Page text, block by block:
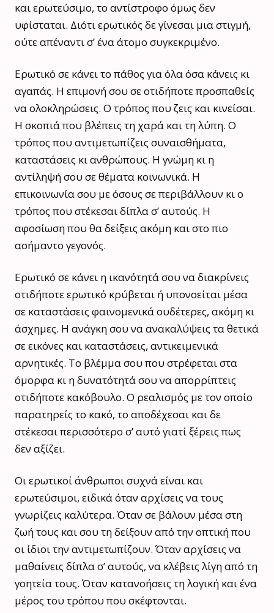
και ερωτεύσιμο, το αντίστροφο όμως δεν
υφίσταται. Διότι ερωτικός δε γίνεσαι μια στιγμή,
ούτε απέναντι σ’ ένα άτομο συγκεκριμένο.
Ερωτικό σε κάνει το πάθος για όλα όσα κάνεις κι
αγαπάς. Η επιμονή σου σε οτιδήποτε προσπαθείς
να ολοκληρώσεις. Ο τρόπος που ζεις και κινείσαι.
Η σκοπιά που βλέπεις τη χαρά και τη λύπη. Ο
τρόπος που αντιμετωπίζεις συναισθήματα,
καταστάσεις κι ανθρώπους. Η γνώμη κι η
αντίληψή σου σε θέματα κοινωνικά. Η
επικοινωνία σου με όσους σε περιβάλλουν κι ο
τρόπος που στέκεσαι δίπλα σ’ αυτούς. Η
αφοσίωση που θα δείξεις ακόμη και στο πιο
ασήμαντο γεγονός.
Ερωτικό σε κάνει η ικανότητά σου να διακρίνεις
οτιδήποτε ερωτικό κρύβεται ή υπονοείται μέσα
σε καταστάσεις φαινομενικά ουδέτερες, ακόμη κι
άσχημες. Η ανάγκη σου να ανακαλύψεις τα θετικά
σε εικόνες και καταστάσεις, αντικειμενικά
αρνητικές. Το βλέμμα σου που στρέφεται στα
όμορφα κι η δυνατότητά σου να απορρίπτεις
οτιδήποτε κακόβουλο. Ο ρεαλισμός με τον οποίο
παρατηρείς το κακό, το αποδέχεσαι και δε
στέκεσαι περισσότερο σ’ αυτό γιατί ξέρεις πως
δεν αξίζει.
Οι ερωτικοί άνθρωποι συχνά είναι και
ερωτεύσιμοι, ειδικά όταν αρχίσεις να τους
γνωρίζεις καλύτερα. Όταν σε βάλουν μέσα στη
ζωή τους και σου τη δείξουν από την οπτική που
οι ίδιοι την αντιμετωπίζουν. Όταν αρχίσεις να
μαθαίνεις δίπλα σ’ αυτούς, να κλέβεις λίγη από τη
γοητεία τους. Όταν κατανοήσεις τη λογική και ένα
μέρος του τρόπου που σκέφτονται.